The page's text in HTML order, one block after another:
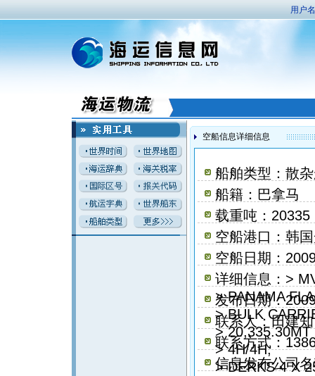
用户
空船信息详细信息
船舶类型：散
船籍：巴拿马
载重吨：20335
空船港口：韩
空船日期：
详细信息：>
> PANAMA
> BULK
>
> 4H/4H,
> DERKS 4 X
发布日期：
联系人：田建知
联系方式：
信息发布公司